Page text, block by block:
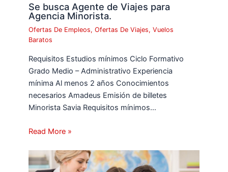
Se busca Agente de Viajes para
Agencia Minorista.
Ofertas De Empleos,Ofertas De Viajes,Vuelos
Baratos
Requisitos Estudios mínimos Ciclo Formativo
Grado Medio – Administrativo Experiencia
mínima Al menos 2 años Conocimientos
necesarios Amadeus Emisión de billetes
Minorista Savia Requisitos mínimos…
Read More »